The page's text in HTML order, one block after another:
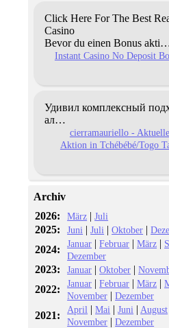
Click Here For The Best
Casino
Bevor du einen Bonus
Instant Casino No Deposit
Удивил комплексный
ал…
cierramauriello -
Aktion in Tchébébé/Togo
Archiv
2026:
März |Juli
2025: Juni |Juli |Oktober |
2024: Januar |Februar |März |
Dezember
2023: Januar |Oktober |
2022: Januar |Februar |März |
November |Dezember
2021: April |Mai |Juni | August
November |Dezember